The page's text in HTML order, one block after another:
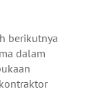
berikutnya
dalam